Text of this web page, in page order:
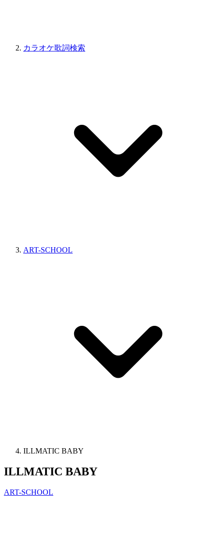
カラオケ歌詞検索
ART-SCHOOL
ILLMATIC BABY
ILLMATIC BABY
ART-SCHOOL